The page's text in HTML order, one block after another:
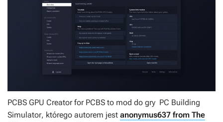
PCBS GPU Creator for PCBS to mod do gry PC Building
Simulator, którego autorem jest anonymus637 from The